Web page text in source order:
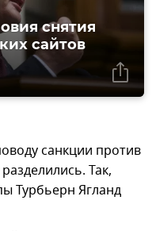
снятия
сайтов
санкции против
Так,
Турбьерн Ягланд